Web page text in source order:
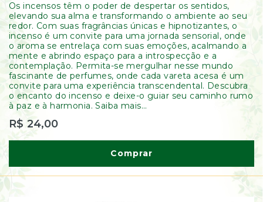
Os incensos têm o poder de despertar os sentidos,
elevando sua alma e transformando o ambiente ao seu
redor. Com suas fragrâncias únicas e hipnotizantes, o
incenso é um convite para uma jornada sensorial, onde
o aroma se entrelaça com suas emoções, acalmando a
mente e abrindo espaço para a introspecção e a
contemplação. Permita-se mergulhar nesse mundo
fascinante de perfumes, onde cada vareta acesa é um
convite para uma experiência transcendental. Descubra
o encanto do incenso e deixe-o guiar seu caminho rumo
à paz e à harmonia. Saiba mais...
R$ 24,00
Comprar